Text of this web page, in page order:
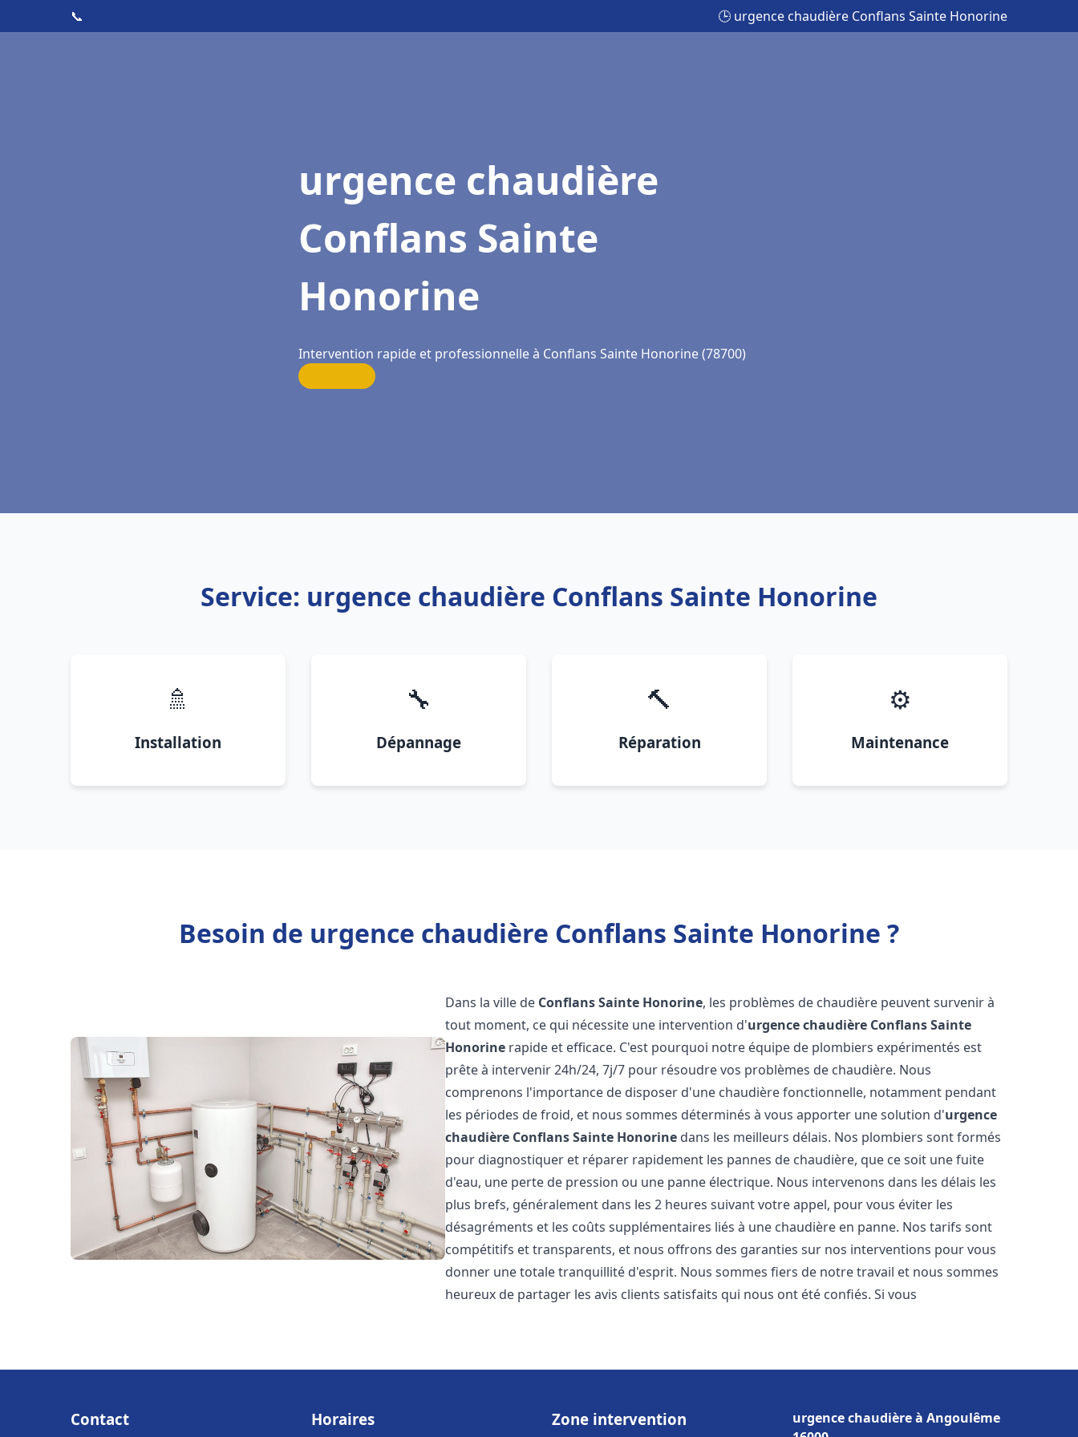
📞 🕒 urgence chaudière Conflans Sainte Honorine
urgence chaudière
Conflans Sainte
Honorine
Intervention rapide et professionnelle à Conflans Sainte Honorine (78700)
Service: urgence chaudière Conflans Sainte Honorine
🚿
Installation
🔧
Dépannage
🔨
Réparation
⚙️
Maintenance
Besoin de urgence chaudière Conflans Sainte Honorine ?
Dans la ville de Conflans Sainte Honorine, les problèmes de chaudière peuvent survenir à
tout moment, ce qui nécessite une intervention d'urgence chaudière Conflans Sainte
Honorine rapide et efficace. C'est pourquoi notre équipe de plombiers expérimentés est
prête à intervenir 24h/24, 7j/7 pour résoudre vos problèmes de chaudière. Nous
comprenons l'importance de disposer d'une chaudière fonctionnelle, notamment pendant
les périodes de froid, et nous sommes déterminés à vous apporter une solution d'urgence
chaudière Conflans Sainte Honorine dans les meilleurs délais. Nos plombiers sont formés
pour diagnostiquer et réparer rapidement les pannes de chaudière, que ce soit une fuite
d'eau, une perte de pression ou une panne électrique. Nous intervenons dans les délais les
plus brefs, généralement dans les 2 heures suivant votre appel, pour vous éviter les
désagréments et les coûts supplémentaires liés à une chaudière en panne. Nos tarifs sont
compétitifs et transparents, et nous offrons des garanties sur nos interventions pour vous
donner une totale tranquillité d'esprit. Nous sommes fiers de notre travail et nous sommes
heureux de partager les avis clients satisfaits qui nous ont été confiés. Si vous
Contact Horaires Zone intervention
urgence chaudière à Angoulême